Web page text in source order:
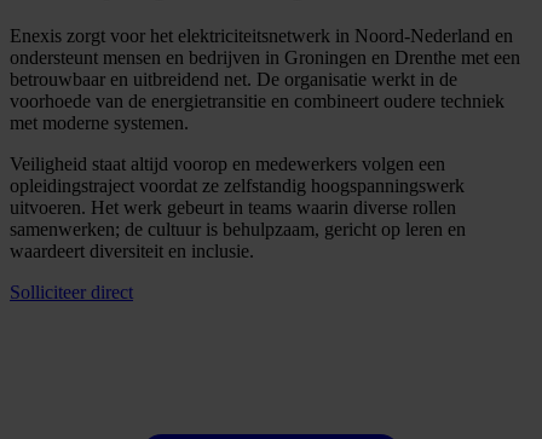
Enexis zorgt voor het elektriciteitsnetwerk in Noord-Nederland en
ondersteunt mensen en bedrijven in Groningen en Drenthe met een
betrouwbaar en uitbreidend net. De organisatie werkt in de
voorhoede van de energietransitie en combineert oudere techniek
met moderne systemen.
Veiligheid staat altijd voorop en medewerkers volgen een
opleidingstraject voordat ze zelfstandig hoogspanningswerk
uitvoeren. Het werk gebeurt in teams waarin diverse rollen
samenwerken; de cultuur is behulpzaam, gericht op leren en
waardeert diversiteit en inclusie.
Solliciteer direct